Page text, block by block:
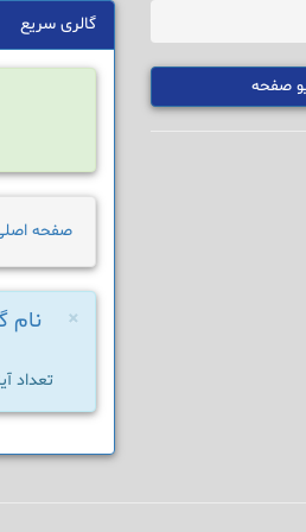
گالری سریع
صفحه
× نام
تعداد
صفحه